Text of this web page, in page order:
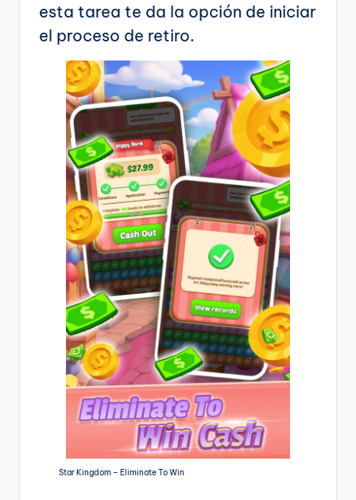
esta tarea te da la opción de iniciar
el proceso de retiro.
Star Kingdom – Eliminate To Win